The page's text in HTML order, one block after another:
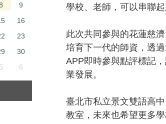
9
16
23
30
5 6
學校、老師，可以串聯
此次共同參與的花蓮慈
培育下一代的師資，透
APP即時參與點評標記
業發展。
臺北市私立景文雙語高
教室，未來也希望更多